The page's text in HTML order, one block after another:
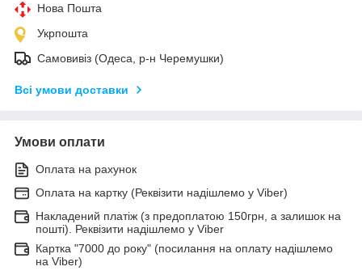
Нова Пошта
Укрпошта
Самовивіз (Одеса, р-н Черемушки)
Всі умови доставки
Умови оплати
Оплата на рахунок
Оплата на картку (Реквізити надішлемо у Viber)
Накладений платіж (з предоплатою 150грн, а залишок на
пошті). Реквізити надішлемо у Viber
Картка "7000 до року" (посилання на оплату надішлемо
на Viber)